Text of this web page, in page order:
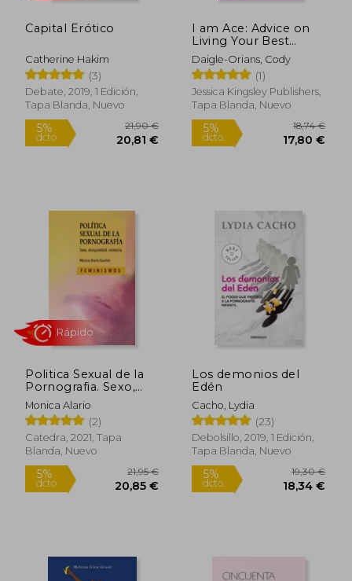
Capital Erótico
Catherine Hakim
(3)
Debate, 2019, 1 Edición,
Tapa Blanda, Nuevo
20,81 €
Rápido
I am Ace: Advice on
Living Your Best
Asexual Life (en
Inglés)
Daigle-Orians, Cody
(1)
Jessica Kingsley Publishers,
Tapa Blanda, Nuevo
5%
dcto.
Politica Sexual de la
Pornografia. Sexo,
Desigualdad y
Violencia
Monica Alario
(2)
Catedra, 2021, Tapa
Blanda, Nuevo
Rápido
Los demonios del
Edén
Cacho, Lydia
(23)
Debolsillo, 2019, 1 Edición,
Tapa Blanda, Nuevo